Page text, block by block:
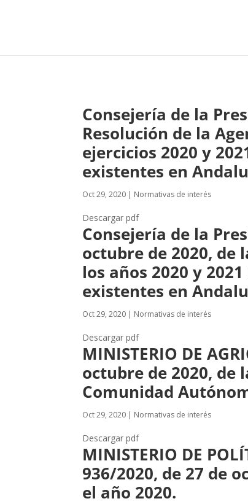
Consejería de la
Resolución de la
ejercicios 2020 y
existentes en
Oct 29, 2020 | Normativas de interés
Descargar pdf
Consejería de la
octubre de 2020, de
los años 2020 y
existentes en
Oct 29, 2020 | Normativas de interés
Descargar pdf
MINISTERIO DE
octubre de 2020, de
Comunidad
Oct 29, 2020 | Normativas de interés
Descargar pdf
MINISTERIO DE
936/2020, de 27 de
el año 2020.